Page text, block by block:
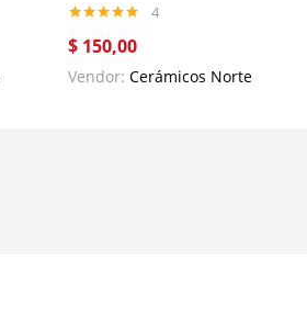
out of 5
4
$150,00
Vendor: Cerámicos Norte